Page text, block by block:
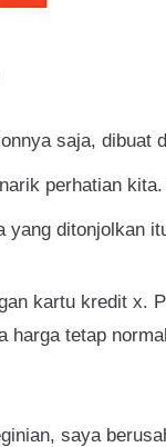
saja, dibuat
perhatian
yang ditonjolkan
kartu kredit x.
harga tetap
saya